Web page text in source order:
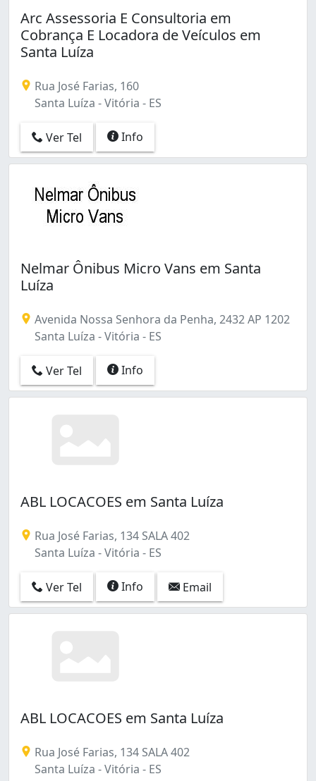
Goiabeiras (10)
Gurigica (3)
Horto (2)
Ilha do Frade (1)
Ilha do Príncipe (1)
Jardim Camburi (17)
Jardim da Penha (1)
Maria Ortiz (1)
Maruípe (2)
Mata da Praia (4)
Nova Palestina (1)
Oriente (1)
Praia do Canto (7)
Praia do Suá (7)
República (11)
Resistência (1)
Santa Helena (29)
Santa Luíza (25)
Santa Lúcia (10)
Arc Assessoria E Consultoria em
Cobrança E Locadora de Veículos em
Santa Luíza
Rua José Farias, 160
Santa Luíza - Vitória - ES
Ver Tel Info
Nelmar Ônibus Micro Vans em Santa
Luíza
Avenida Nossa Senhora da Penha, 2432 AP 1202
Santa Luíza - Vitória - ES
Ver Tel Info
ABL LOCACOES em Santa Luíza
Rua José Farias, 134 SALA 402
Santa Luíza - Vitória - ES
Ver Tel Info Email
ABL LOCACOES em Santa Luíza
Rua José Farias, 134 SALA 402
Santa Luíza - Vitória - ES